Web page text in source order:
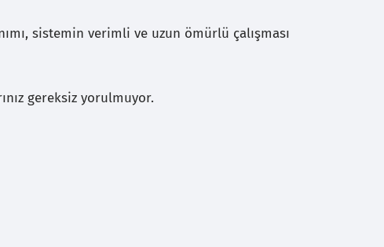
sistemin verimli ve uzun ömürlü çalışması
gereksiz yorulmuyor.